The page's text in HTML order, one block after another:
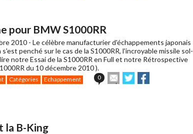
pour BMW S1000RR
2010 - Le célèbre manufacturier d'échappements japonais
s'est penché sur le cas de la S1000RR, l'incroyable missile sol-
notre Essai de la S1000RR en Full et notre Rétrospective
du 10 décembre 2010 ).
Catégories Echappement 0
Envoyer
cet
Partager
sur sur
la B-King